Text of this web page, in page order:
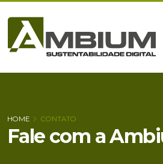
Fale com a
HOME CONTATO